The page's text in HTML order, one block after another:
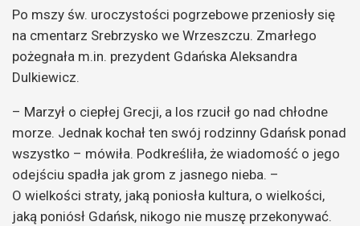
Po mszy św. uroczystości pogrzebowe przeniosły się
na cmentarz Srebrzysko we Wrzeszczu. Zmarłego
pożegnała m.in. prezydent Gdańska Aleksandra
Dulkiewicz.
– Marzył o ciepłej Grecji, a los rzucił go nad chłodne
morze. Jednak kochał ten swój rodzinny Gdańsk ponad
wszystko – mówiła. Podkreśliła, że wiadomość o jego
odejściu spadła jak grom z jasnego nieba. –
O wielkości straty, jaką poniosła kultura, o wielkości,
jaką poniósł Gdańsk, nikogo nie muszę przekonywać.